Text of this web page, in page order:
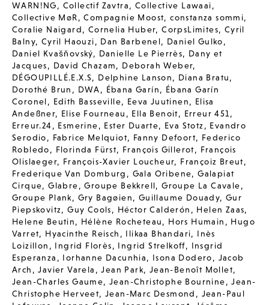
WARN!NG, Collectif Zavtra, Collective Lawaai,
Collective MøR,Compagnie Moost,constanza sommi,
Coralie Naigard, Cornelia Huber,CorpsLimites, Cyril
Balny, Cyril Haouzi, Dan Barbenel, Daniel Gulko,
Daniel Kvašňovský, Danielle Le Pierrès, Dany et
Jacques, David Chazam, Deborah Weber,
DÉGOUPILLÉ.E.X.S, Delphine Lanson, Diana Bratu,
Dorothé Brun , DWA, Ébana Garín, Ébana Garín
Coronel, Edith Basseville, Eeva Juutinen, Elisa
Andeßner, Elise Fourneau , Ella Benoit, Erreur 451,
Erreur.24, Esmerine, Ester Duarte, Eva Stotz , Evandro
Serodio, Fabrice Melquiot, Fanny Defoort, Federico
Robledo, Florinda Fürst, François Gillerot, François
Olislaeger, François-Xavier Loucheur, Françoiz Breut,
Frederique Van Domburg , Gala Oribene,Galapiat
Cirque,Glabre,Groupe Bekkrell,Groupe La Cavale,
Groupe Plank, Gry Bagøien, Guillaume Douady,Gur
Piepskovitz,Guy Cools, Héctor Calderón , Helen Zaas,
Helene Beutin, Hélène Rocheteau, Hors Humain , Hugo
Varret, Hyacinthe Reisch , Ilikaa Bhandari, Inès
Loizillon , Ingrid Florès, Ingrid Strelkoff, Insgrid
Esperanza , Iorhanne Dacunhia, Isona Dodero, Jacob
Arch ,Javier Varela ,Jean Park, Jean-Benoît Mollet,
Jean-Charles Gaume,Jean-Christophe Bournine,Jean-
Christophe Herveet,Jean-Marc Desmond , Jean-Paul